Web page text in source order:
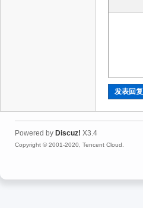
发表回复
Powered by Discuz! X3.4
Copyright © 2001-2020, Tencent Cloud.